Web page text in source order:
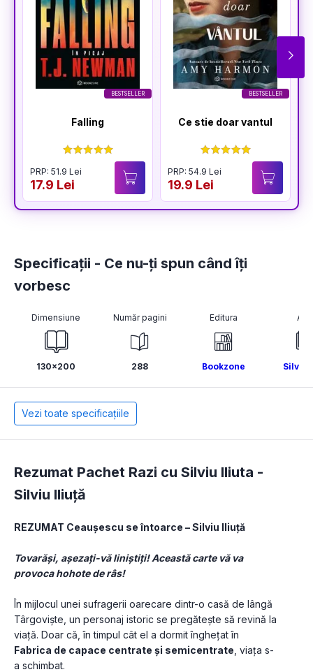
BESTSELLER
Falling
PRP: 51.9 Lei
17.9 Lei
BESTSELLER
Ce stie doar vantul
PRP: 54.9 Lei
19.9 Lei
Specificații - Ce nu-ți spun când îți
vorbesc
Dimensiune
130x200
Număr pagini
288
Editura
Bookzone Silviu
Vezi toate specificațiile
Rezumat Pachet Razi cu Silviu Iliuta -
Silviu Iliuță
REZUMAT Ceaușescu se întoarce – Silviu Iliuță
Tovarăși, așezați-vă liniștiți! Această carte vă va
provoca hohote de râs!
În mijlocul unei sufragerii oarecare dintr-o casă de lângă
Târgoviște, un personaj istoric se pregătește să revină la
Fabrica de capace centrate și semicentrate , viața s-
a schimbat.